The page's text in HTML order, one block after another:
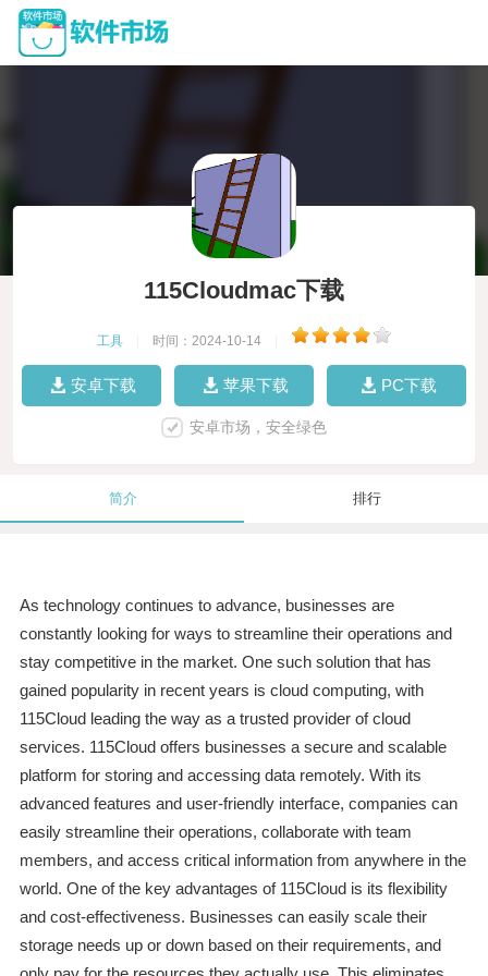
115Cloudmac下载
工具 时间：2024-10-14
安卓下载 苹果下载 PC下载
安卓市场，安全绿色
简介 排行
As technology continues to advance, businesses are
constantly looking for ways to streamline their operations and
stay competitive in the market. One such solution that has
gained popularity in recent years is cloud computing, with
115Cloud leading the way as a trusted provider of cloud
services. 115Cloud offers businesses a secure and scalable
platform for storing and accessing data remotely. With its
advanced features and user-friendly interface, companies can
easily streamline their operations, collaborate with team
members, and access critical information from anywhere in the
world. One of the key advantages of 115Cloud is its flexibility
and cost-effectiveness. Businesses can easily scale their
storage needs up or down based on their requirements, and